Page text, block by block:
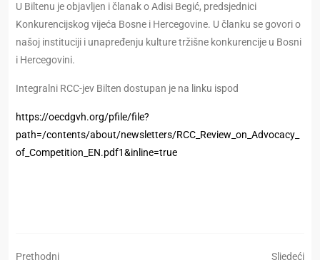
U Biltenu je objavljen i članak o Adisi Begić, predsjednici
Konkurencijskog vijeća Bosne i Hercegovine. U članku se govori o
našoj instituciji i unapređenju kulture tržišne konkurencije u Bosni
i Hercegovini.
Integralni RCC-jev Bilten dostupan je na linku ispod
https://oecdgvh.org/pfile/file?
path=/contents/about/newsletters/RCC_Review_on_Advocacy_
of_Competition_EN.pdf1&inline=true
Prethodni Sljedeći